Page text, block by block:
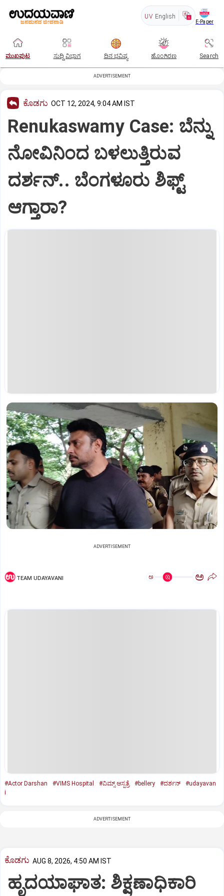
UV English
E-Paper
ಮುಖಪುಟ ಸುದ್ದಿ ವಿಭಾಗ ದಿನ ಭವಿಷ್ಯ ಹೊಂಗಿರಣ Search
ADVERTISEMENT
ಕೊಡಗು OCT 12, 2024, 9:04 AM IST
Renukaswamy Case: ಬೆನ್ನು
ನೋವಿನಿಂದ ಬಳಲುತ್ತಿರುವ
ದರ್ಶನ್.. ಬೆಂಗಳೂರು ಶಿಫ್ಟ್
ಆಗ್ತಾರಾ?
ADVERTISEMENT
TEAM UDAYAVANI ಅ ಅ
#Actor Darshan #VIMS Hospital #ವಿಮ್ಸ್‌ ಆಸ್ಪತ್ರೆ #bellery #ದರ್ಶನ್‌
#udayavan
i
ADVERTISEMENT
ಕೊಡಗು AUG 8, 2026, 4:50 AM IST
ಹೃದಯಾಘಾತ: ಶಿಕ್ಷಣಾಧಿಕಾರಿ